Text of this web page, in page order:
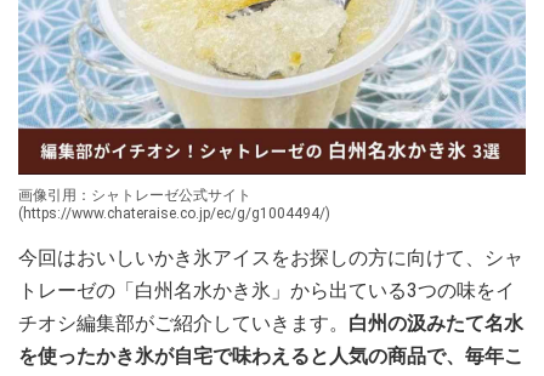
画像引用：シャトレーゼ公式サイト
(https://www.chateraise.co.jp/ec/g/g1004494/)
今回はおいしいかき氷アイスをお探しの方に向けて、シャ
トレーゼの「白州名水かき氷」から出ている3つの味をイ
チオシ編集部がご紹介していきます。 白州の汲みたて名水
を使ったかき氷が自宅で味わえると人気の商品で、毎年こ